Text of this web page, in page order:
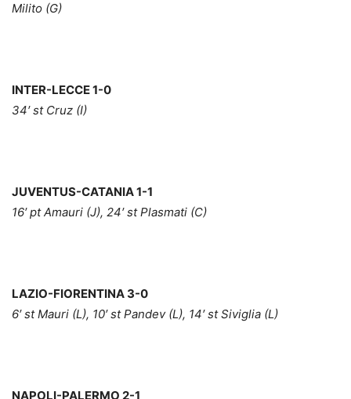
Milito (G)
INTER-LECCE 1-0
34′ st Cruz (I)
JUVENTUS-CATANIA 1-1
16′ pt Amauri (J), 24′ st Plasmati (C)
LAZIO-FIORENTINA 3-0
6′ st Mauri (L), 10′ st Pandev (L), 14′ st Siviglia (L)
NAPOLI-PALERMO 2-1